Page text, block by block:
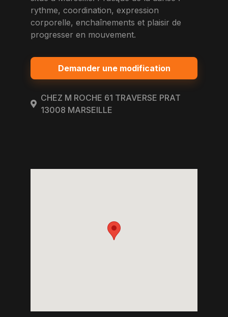
rythme, coordination, expression
corporelle, enchaînements et plaisir de
progresser en mouvement.
Demander une modification
CHEZ M ROCHE 61 TRAVERSE PRAT
13008 MARSEILLE